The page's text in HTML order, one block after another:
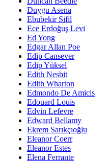
Duygu Asena
Ebubekir Sifil
Ece Erdoğuş Levi
Ed Yong
Edgar Allan Poe
Edip Cansever
Edip Yüksel
Edith Nesbit
Edith Wharton
Edmondo De Amicis
Edouard Louis
Edvin Lefevre
Edward Bellamy
Ekrem Sarıkçıoğlu
Eleanor Coerr
Eleanor Estes
Elena Ferrante